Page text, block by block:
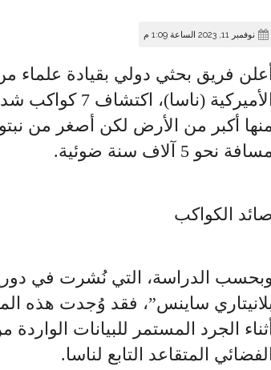
نوفمبر 11, 2023 الساعة 1:09 م
أعلن فريق بحثي دولي بقيادة علماء
الأميركية
منها أكبر من الأرض لكن أصغر من
مسافة نحو 5 آلاف سنة ضوئية.
صائد الكواكب
وبحسب الدراسة، التي نُشرت في
ساينس”، فقد وُجدت هذه
أثناء الجرد المستمر للبيانات
الفضائي المتقاعد التابع لناسا.